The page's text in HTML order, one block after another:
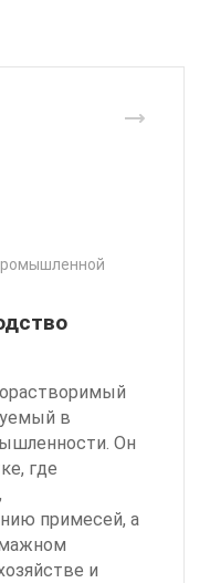
в
Он
где
примесей, а
и